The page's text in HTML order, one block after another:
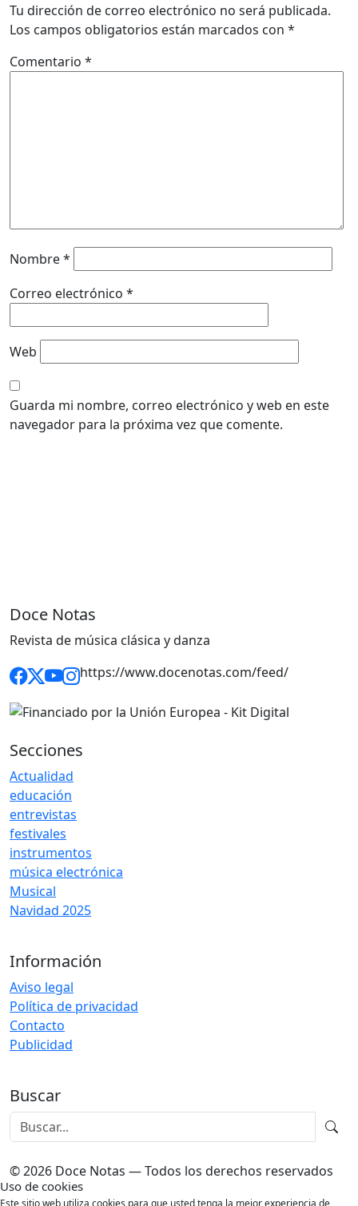
Tu dirección de correo electrónico no será publicada.
Los campos obligatorios están marcados con *
Comentario *
Nombre*
Correo electrónico *
Web
Guarda mi nombre, correo electrónico y web en este
navegador para la próxima vez que comente.
Doce Notas
Revista de música clásica y danza
https://www.docenotas.com/feed/
Secciones
Actualidad
educación
entrevistas
festivales
instrumentos
música electrónica
Musical
Navidad 2025
Información
Aviso legal
Política de privacidad
Contacto
Publicidad
Buscar
© 2026 Doce Notas — Todos los derechos reservados
Uso de cookies